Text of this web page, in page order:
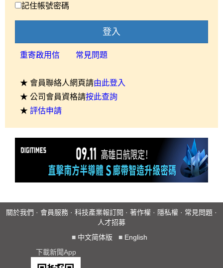
記住帳號密碼
登入
重寄啟用信 常見問題
★ 會員聯絡人網頁請由此登入
★ 公司會員資格請按此查詢
★ 評估申請
關於我們 · 會員服務 · 科技產業報訂閱 · 著作權 · 隱私權 · 常見問題 ·
人才招募
■ 中文简体版 ■ English
下載新聞App